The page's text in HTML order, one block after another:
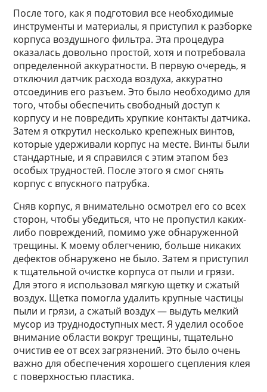
После того, как я подготовил все необходимые
инструменты и материалы, я приступил к разборке
корпуса воздушного фильтра. Эта процедура
оказалась довольно простой, хотя и потребовала
определенной аккуратности. В первую очередь, я
отключил датчик расхода воздуха, аккуратно
отсоединив его разъем. Это было необходимо для
того, чтобы обеспечить свободный доступ к
корпусу и не повредить хрупкие контакты датчика.
Затем я открутил несколько крепежных винтов,
которые удерживали корпус на месте. Винты были
стандартные, и я справился с этим этапом без
особых трудностей. После этого я смог снять
корпус с впускного патрубка.
Сняв корпус, я внимательно осмотрел его со всех
сторон, чтобы убедиться, что не пропустил каких-
либо повреждений, помимо уже обнаруженной
трещины. К моему облегчению, больше никаких
дефектов обнаружено не было. Затем я приступил
к тщательной очистке корпуса от пыли и грязи.
Для этого я использовал мягкую щетку и сжатый
воздух. Щетка помогла удалить крупные частицы
пыли и грязи, а сжатый воздух — выдуть мелкий
мусор из труднодоступных мест. Я уделил особое
внимание области вокруг трещины, тщательно
очистив ее от всех загрязнений. Это было очень
важно для обеспечения хорошего сцепления клея
с поверхностью пластика.